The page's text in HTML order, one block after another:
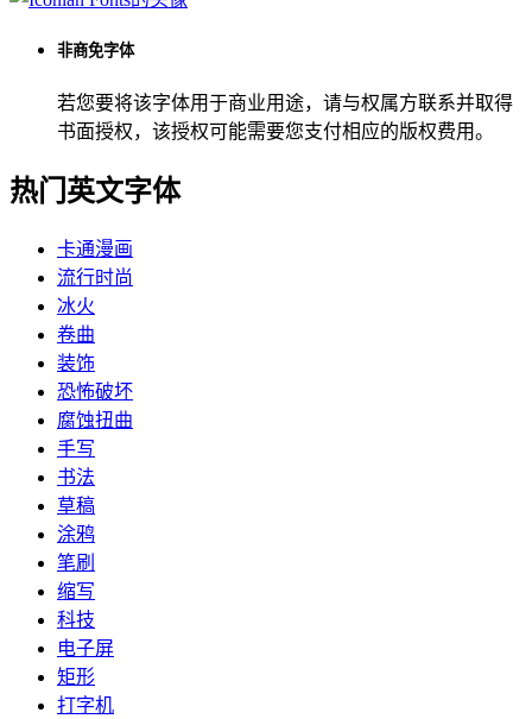
非商免字体
若您要将该字体用于商业用途，请与权属方联系并取得
书面授权，该授权可能需要您支付相应的版权费用。
热门英文字体
卡通漫画
流行时尚
冰火
卷曲
装饰
恐怖破坏
腐蚀扭曲
手写
书法
草稿
涂鸦
笔刷
缩写
科技
电子屏
矩形
打字机